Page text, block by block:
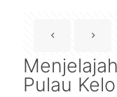
Pulau